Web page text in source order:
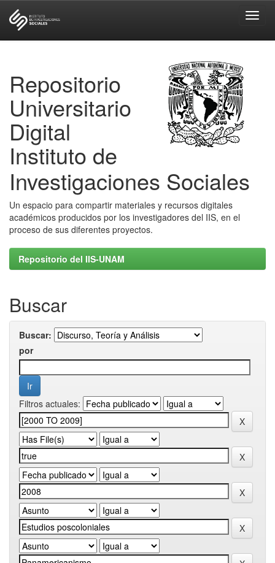
Repositorio
Universitario
Digital
Instituto de
Investigaciones Sociales
Un espacio para compartir materiales y recursos digitales
académicos producidos por los investigadores del IIS, en el
proceso de sus diferentes proyectos.
Repositorio del IIS-UNAM
Buscar
Buscar:
por
Filtros actuales: